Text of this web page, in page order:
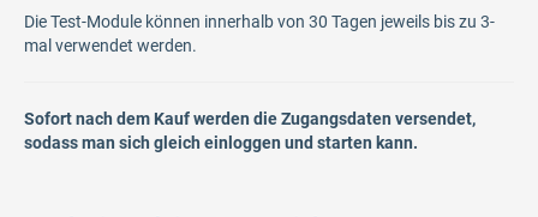
Die Test-Module können innerhalb von 30 Tagen jeweils bis zu 3-
mal verwendet werden.
Sofort nach dem Kauf werden die Zugangsdaten versendet,
sodass man sich gleich einloggen und starten kann.